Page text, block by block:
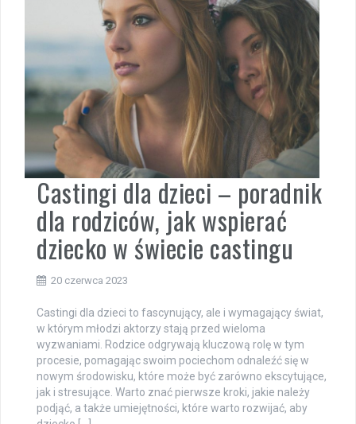
Castingi dla dzieci – poradnik
dla rodziców, jak wspierać
dziecko w świecie castingu
20 czerwca 2023
Castingi dla dzieci to fascynujący, ale i wymagający świat,
w którym młodzi aktorzy stają przed wieloma
wyzwaniami. Rodzice odgrywają kluczową rolę w tym
procesie, pomagając swoim pociechom odnaleźć się w
nowym środowisku, które może być zarówno ekscytujące,
jak i stresujące. Warto znać pierwsze kroki, jakie należy
podjąć, a także umiejętności, które warto rozwijać, aby